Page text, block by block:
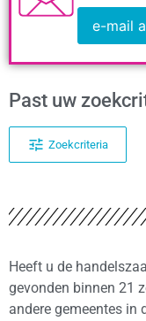
e-mail
Past uw
Zoekcriteria
Heeft u de
gevonden binnen 21
andere gemeentes in